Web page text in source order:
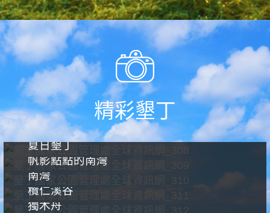
精彩墾丁
夏日墾丁
帆影點點的南灣
南灣
欖仁溪谷
獨木舟